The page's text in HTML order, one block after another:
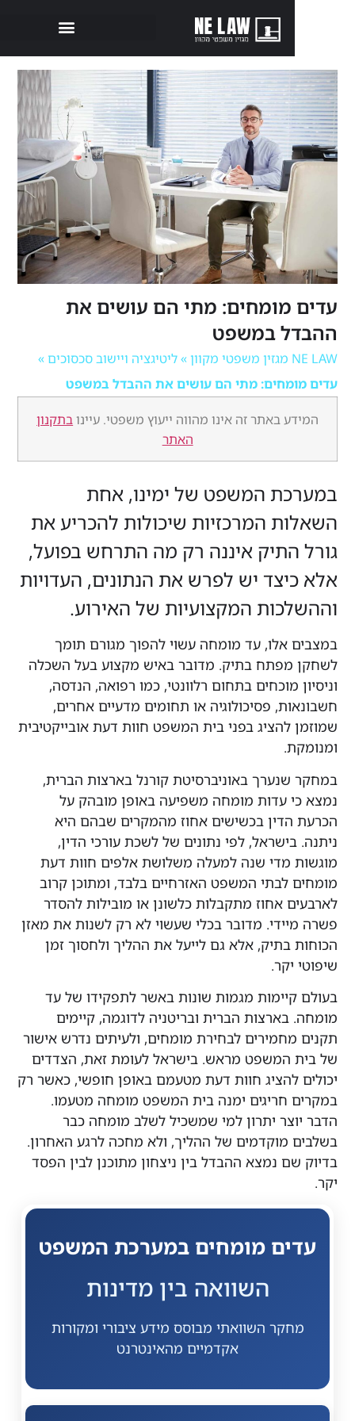
מומחים: מתי הם עושים את
במשפט
»ליטיגציה ויישוב סכסוכים»
מתי הם עושים את ההבדל במשפט
באתר זה אינו מהווה ייעוץ משפטי. עיינובתקנון
המשפט של ימינו, אחת
המרכזיות שיכולות להכריע את
איננה רק מה התרחש בפועל,
יש לפרש את הנתונים, העדויות
המקצועיות של האירוע.
אלו, עד מומחה עשוי להפוך מגורם תומך
בתיק. מדובר באיש מקצוע בעל השכלה
מוכחים בתחום רלוונטי, כמו רפואה, הנדסה,
פסיכולוגיה או תחומים מדעיים אחרים,
בפני בית המשפט חוות דעת אובייקטיבית
באוניברסיטת קורנל בארצות הברית,
עדות מומחה משפיעה באופן מובהק על
בכשישים אחוז מהמקרים שבהם היא
לפי נתונים של לשכת עורכי הדין,
מדי שנה למעלה משלושת אלפים חוות דעת
לבתי המשפט האזרחיים בלבד, ומתוכן קרוב
אחוז מתקבלות כלשונן או מובילות להסדר
מדובר בכלי שעשוי לא רק לשנות את מאזן
אלא גם לייעל את ההליך ולחסוך זמן
מגמות שונות באשר לתפקידו של עד
הברית ובריטניה לדוגמה, קיימים
לבחירת מומחים, ולעיתים נדרש אישור
המשפט מראש. בישראל לעומת זאת, הצדדים
להציג חוות דעת מטעמם באופן חופשי, כאשר רק
חריגים ימנה בית המשפט מומחה מטעמו.
יתרון למי שמשכיל לשלב מומחה כבר
מוקדמים של ההליך, ולא מחכה לרגע האחרון.
נמצא ההבדל בין ניצחון מתוכנן לבין הפסד
מומחים במערכת המשפט
השוואה בין מדינות
השוואתי מבוסס מידע ציבורי ומקורות
אקדמיים מהאינטרנט